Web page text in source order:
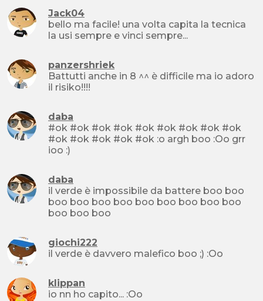
Jack04
bello ma facile! una volta capita la tecnica
la usi sempre e vinci sempre...
panzershriek
Battutti anche in 8 ^^ è difficile ma io adoro
il risiko!!!!
daba
#ok #ok #ok #ok #ok #ok #ok #ok #ok
#ok #ok #ok #ok #ok :o argh boo :Oo grr
ioo :)
daba
il verde è impossibile da battere boo boo
boo boo boo boo boo boo boo boo boo
boo boo boo
giochi222
il verde è davvero malefico boo ;) :Oo
klippan
io nn ho capito... :Oo